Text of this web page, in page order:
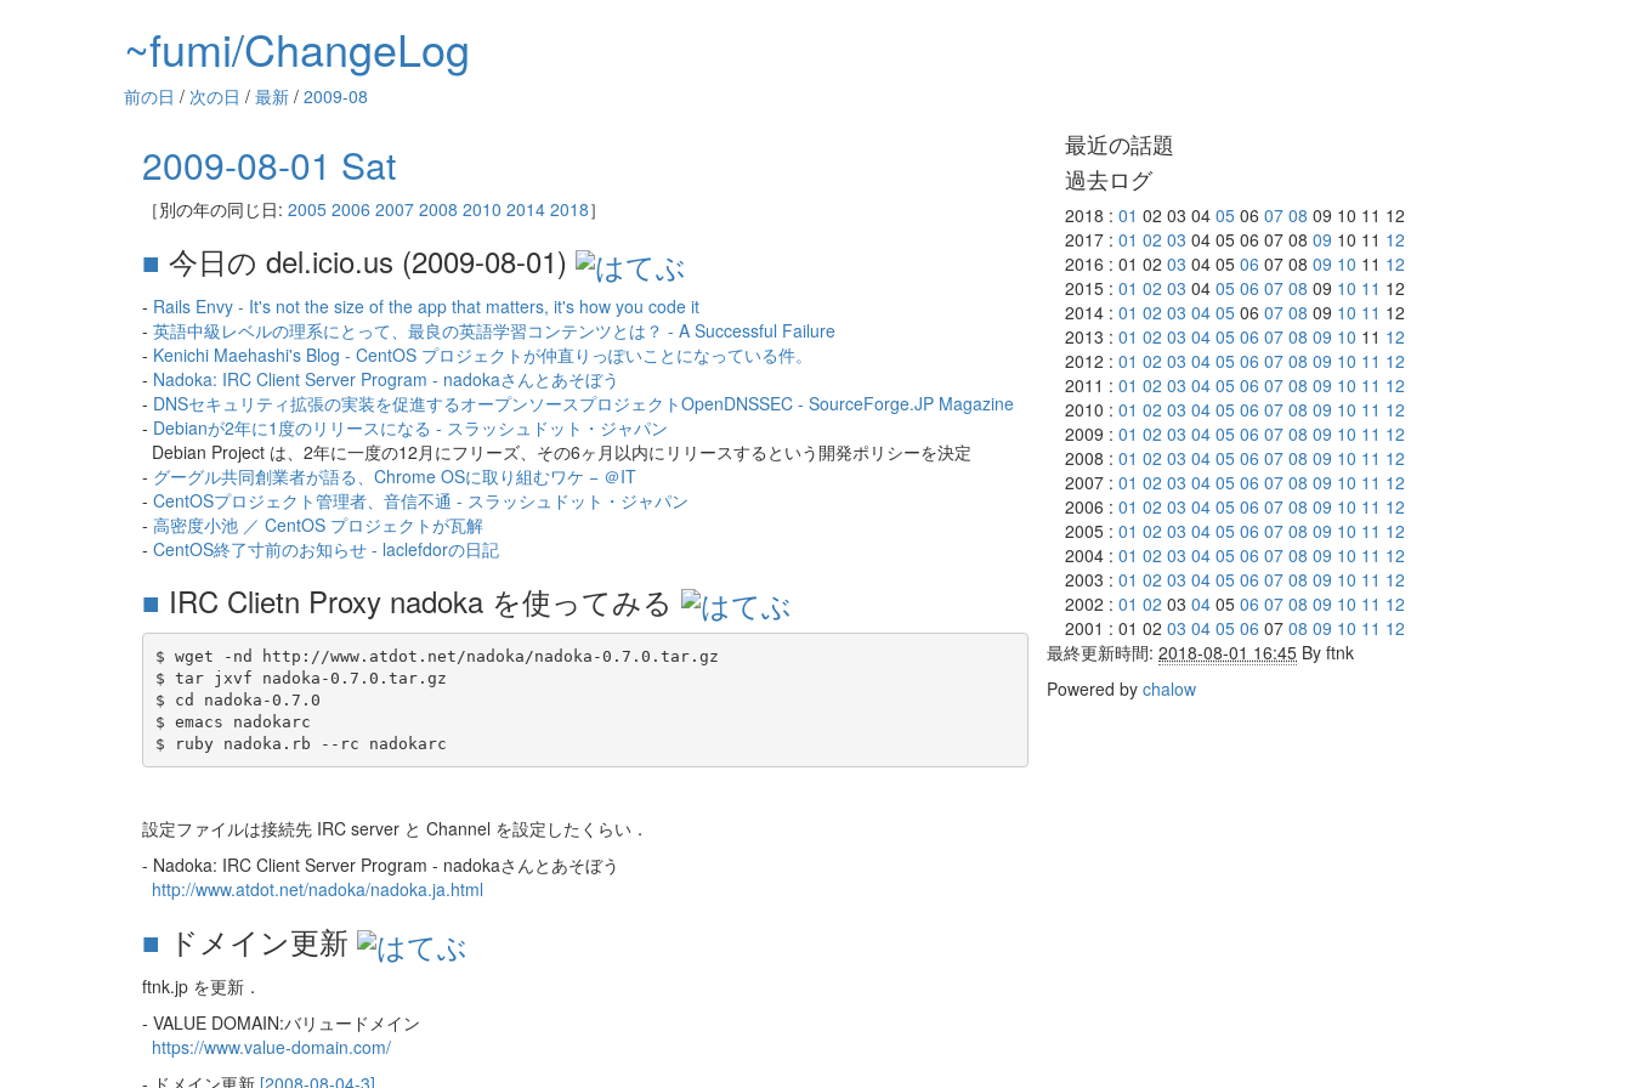
~fumi/ChangeLog
前の日 / 次の日 / 最新 / 2009-08
2009-08-01 Sat
［別の年の同じ日: 2005 2006 2007 2008 2010 2014 2018］
■ 今日の del.icio.us (2009-08-01)
- Rails Envy - It's not the size of the app that matters, it's how you code it
- 英語中級レベルの理系にとって、最良の英語学習コンテンツとは？ - A Successful Failure
- Kenichi Maehashi's Blog - CentOS プロジェクトが仲直りっぽいことになっている件。
- Nadoka: IRC Client Server Program - nadokaさんとあそぼう
- DNSセキュリティ拡張の実装を促進するオープンソースプロジェクトOpenDNSSEC - SourceForge.JP Magazine
- Debianが2年に1度のリリースになる - スラッシュドット・ジャパン
Debian Project は、2年に一度の12月にフリーズ、その6ヶ月以内にリリースするという開発ポリシーを決定
- グーグル共同創業者が語る、Chrome OSに取り組むワケ − ＠IT
- CentOSプロジェクト管理者、音信不通 - スラッシュドット・ジャパン
- 高密度小池 ／ CentOS プロジェクトが瓦解
- CentOS終了寸前のお知らせ - laclefdorの日記
■ IRC Clietn Proxy nadoka を使ってみる
$ wget -nd http://www.atdot.net/nadoka/nadoka-0.7.0.tar.gz
$ tar jxvf nadoka-0.7.0.tar.gz
$ cd nadoka-0.7.0
$ emacs nadokarc
設定ファイルは接続先 IRC server と Channel を設定したくらい．
- Nadoka: IRC Client Server Program - nadokaさんとあそぼう
http://www.atdot.net/nadoka/nadoka.ja.html
■ ドメイン更新
ftnk.jp を更新．
- VALUE DOMAIN:バリュードメイン
https://www.value-domain.com/
最近の話題
過去ログ
2018 : 01 02 03 04 05 06 07 08 09 10 11 12
2017 : 01 02 03 04 05 06 07 08 09 10 11 12
2016 : 01 02 03 04 05 06 07 08 09 10 11 12
2015 : 01 02 03 04 05 06 07 08 09 10 11 12
2014 : 01 02 03 04 05 06 07 08 09 10 11 12
2013 : 01 02 03 04 05 06 07 08 09 10 11 12
2012 : 01 02 03 04 05 06 07 08 09 10 11 12
2011 : 01 02 03 04 05 06 07 08 09 10 11 12
2010 : 01 02 03 04 05 06 07 08 09 10 11 12
2009 : 01 02 03 04 05 06 07 08 09 10 11 12
2008 : 01 02 03 04 05 06 07 08 09 10 11 12
2007 : 01 02 03 04 05 06 07 08 09 10 11 12
2006 : 01 02 03 04 05 06 07 08 09 10 11 12
2005 : 01 02 03 04 05 06 07 08 09 10 11 12
2004 : 01 02 03 04 05 06 07 08 09 10 11 12
2003 : 01 02 03 04 05 06 07 08 09 10 11 12
2002 : 01 02 03 04 05 06 07 08 09 10 11 12
2001 : 01 02 03 04 05 06 07 08 09 10 11 12
最終更新時間: 2018-08-01 16:45 By ftnk
Powered by chalow